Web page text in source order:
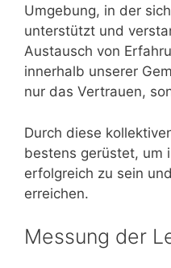
Umgebung, in der
unterstützt und
Austausch von
innerhalb unserer
nur das Vertrauen,
Durch diese
bestens gerüstet, um
erfolgreich zu sein
erreichen.
Messung der